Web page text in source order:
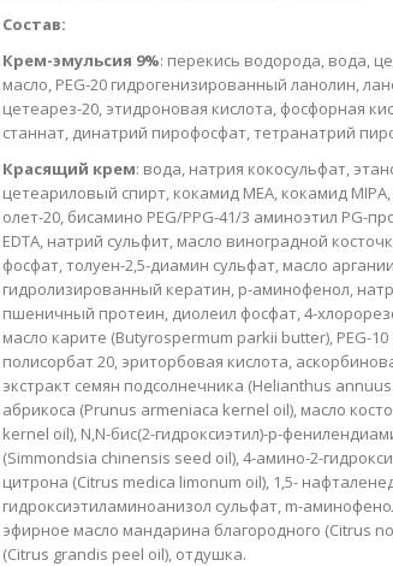
Состав:
Крем-эмульсия 9%: перекись водорода, вода,
масло, PEG-20 гидрогенизированный ланолин,
цетеарез-20, этидроновая кислота, фосфорная
станнат, динатрий пирофосфат, тетранатрий
Красящий крем: вода, натрия кокосульфат,
цетеариловый спирт, кокамид MEA, кокамид
олет-20, бисамино PEG/PPG-41/3 аминоэтил PG-
EDTA, натрий сульфит, масло виноградной
фосфат, толуен-2,5-диамин сульфат, масло
гидролизированный кератин, p-аминофенол,
пшеничный протеин, диолеил фосфат, 4-
масло карите (Butyrospermum parkii butter), PEG-
полисорбат 20, эриторбовая кислота,
экстракт семян подсолнечника (Helianthus
абрикоса (Prunus armeniaca kernel oil), масло
kernel oil), N,N-бис(2-гидроксиэтил)-р-
(Simmondsia chinensis seed oil), 4-амино-2-
цитрона (Citrus medica limonum oil), 1,5-
гидроксиэтиламиноанизол сульфат, m-
эфирное масло мандарина благородного (Citrus
(Citrus grandis peel oil), отдушка.